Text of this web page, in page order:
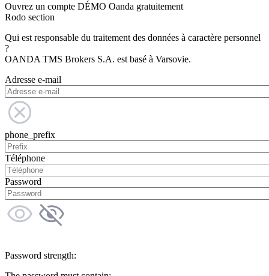
Ouvrez un compte DÉMO Oanda gratuitement
Rodo section
Qui est responsable du traitement des données à caractère personnel
?
OANDA TMS Brokers S.A. est basé à Varsovie.
Adresse e-mail
phone_prefix
Téléphone
Password
Password strength: